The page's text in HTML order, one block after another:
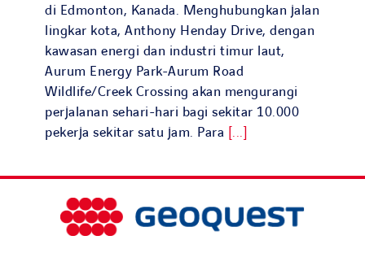
di Edmonton, Kanada. Menghubungkan jalan
lingkar kota, Anthony Henday Drive, dengan
kawasan energi dan industri timur laut,
Aurum Energy Park-Aurum Road
Wildlife/Creek Crossing akan mengurangi
perjalanan sehari-hari bagi sekitar 10.000
pekerja sekitar satu jam. Para [...]